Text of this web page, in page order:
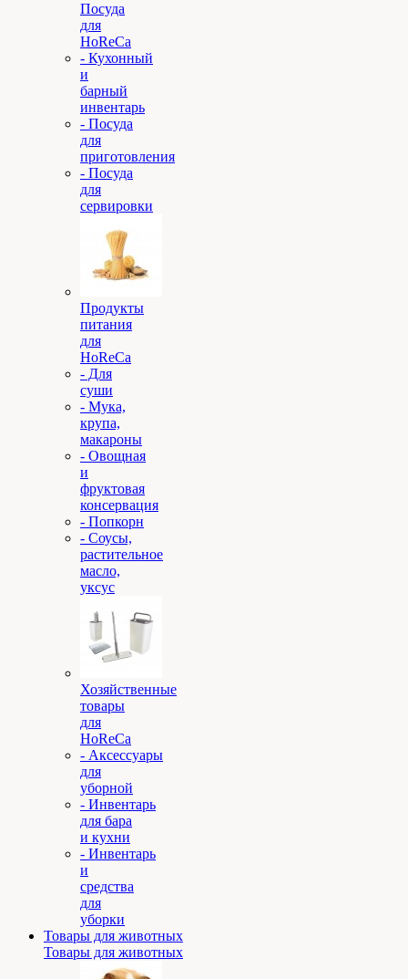
Посуда
для
HoReCa
- Кухонный
и
барный
инвентарь
- Посуда
для
приготовления
- Посуда
для
сервировки
Продукты
питания
для
HoReCa
- Для
суши
- Мука,
крупа,
макароны
- Овощная
и
фруктовая
консервация
- Попкорн
- Соусы,
растительное
масло,
уксус
Хозяйственные
товары
для
HoReCa
- Аксессуары
для
уборной
- Инвентарь
для бара
и кухни
- Инвентарь
и
средства
для
уборки
Товары для животных
Товары для животных